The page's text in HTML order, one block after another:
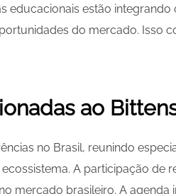
educacionais estão integrando
do mercado. Isso
ao
no Brasil, reunindo
A participação de
mercado brasileiro. A agenda